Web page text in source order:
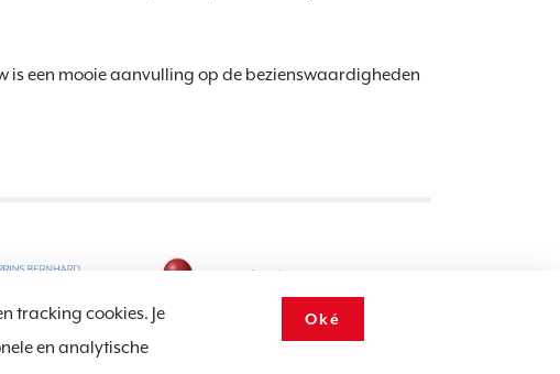
tracking cookies. Je
en analytische
Oké
is een mooie aanvulling op de bezienswaardigheden